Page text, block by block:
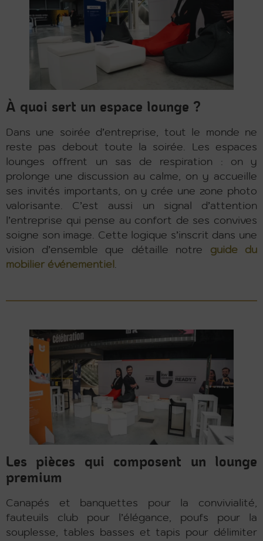
À quoi sert un espace lounge ?
Dans une soirée d’entreprise, tout le monde ne
reste pas debout toute la soirée. Les espaces
lounges offrent un sas de respiration : on y
prolonge une discussion au calme, on y accueille
ses invités importants, on y crée une zone photo
valorisante. C’est aussi un signal d’attention
l’entreprise qui pense au confort de ses convives
soigne son image. Cette logique s’inscrit dans une
vision d’ensemble que détaille notre guide du
mobilier événementiel
Les pièces qui composent un lounge
premium
Canapés et banquettes pour la convivialité,
fauteuils club pour l’élégance, poufs pour la
souplesse, tables basses et tapis pour délimiter